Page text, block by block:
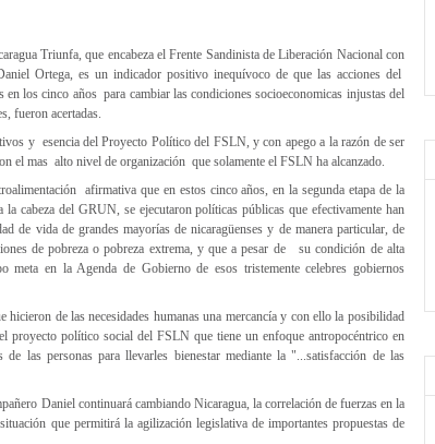
Triunfa, que encabeza el Frente Sandinista de Liberación Nacional con
Ortega, es un indicador positivo inequívoco de que las acciones del
los cinco años para cambiar las condiciones socioeconomicas injustas del
fueron acertadas.
y esencia del Proyecto Político del FSLN, y con apego a la razón de ser
el mas alto nivel de organización que solamente el FSLN ha alcanzado.
afirmativa que en estos cinco años, en la segunda etapa de la
del GRUN, se ejecutaron políticas públicas que efectivamente han
de vida de grandes mayorías de nicaragüenses y de manera particular, de
de pobreza o pobreza extrema, y que a pesar de su condición de alta
meta en la Agenda de Gobierno de esos tristemente celebres gobiernos
de las necesidades humanas una mercancía y con ello la posibilidad
proyecto político social del FSLN que tiene un enfoque antropocéntrico en
las personas para llevarles bienestar mediante la "...satisfacción de las
Daniel continuará cambiando Nicaragua, la correlación de fuerzas en la
que permitirá la agilización legislativa de importantes propuestas de